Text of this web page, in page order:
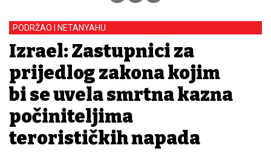
PODRŽAO I NETANYAHU
Izrael: Zastupnici za
prijedlog zakona kojim
bi se uvela smrtna kazna
počiniteljima
terorističkih napada